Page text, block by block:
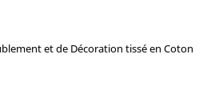
et de Décoration tissé en Coton